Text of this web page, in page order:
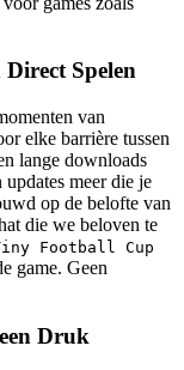
Spelen
van
elke barrière tussen
lange downloads
updates meer die je
op de belofte van
die we beloven te
Football Cup
game. Geen
Druk